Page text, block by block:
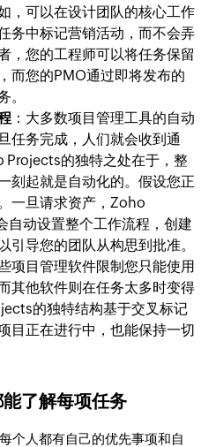
，可以在设计团队的核心工作
务中标记营销活动，而不会弄
，您的工程师可以将任务保留
而您的PMO通过即将发布的
。
：大多数项目管理工具的自动
任务完成，人们就会收到通
Projects的独特之处在于，整
刻起就是自动化的。假设您正
一旦请求资产，Zoho
自动设置整个工作流程，创建
引导您的团队从构思到批准。
项目管理软件限制您只能使用
其他软件则在任务太多时变得
的独特结构基于交叉标记
目正在进行中，也能保持一切
了解每项任务
个人都有自己的优先事项和自